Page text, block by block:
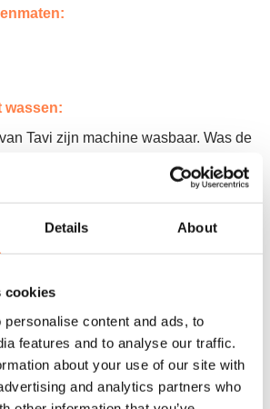
Details About
cookies
content and ads, to
features and to analyse our traffic.
about your use of our site with
and analytics partners who
wassen:
Tavi zijn machine wasbaar. Was de
Daarna op het droogrek laten
stand in de droger.
.
helder doel: het creëren van de beste
practices zoals yoga, pilates en barre.